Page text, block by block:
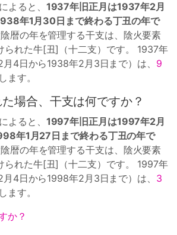
よると、 1937年旧正月は1937年2月
年1月30日まで終わる丁丑の年で
暦の年を管理する干支は、陰火要素
られた牛[丑]（十二支）です。 1937年
4日から1938年2月3日まで）は、 9
ます。
場合、干支は何ですか？
よると、 1997年旧正月は1997年2月
年1月27日まで終わる丁丑の年で
暦の年を管理する干支は、陰火要素
られた牛[丑]（十二支）です。 1997年
4日から1998年2月3日まで）は、 3
ます。
か？